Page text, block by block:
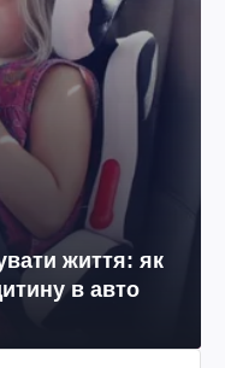
життя: як
в авто